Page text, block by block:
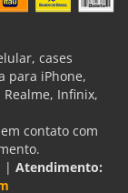
cases
para iPhone,
Realme, Infinix,
contato com
| Atendimento: